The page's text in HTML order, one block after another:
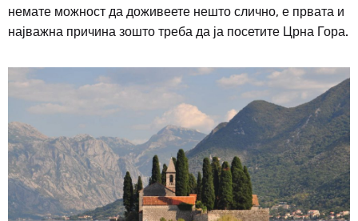
немате можност да доживеете нешто слично, е првата и
најважна причина зошто треба да ја посетите Црна Гора.